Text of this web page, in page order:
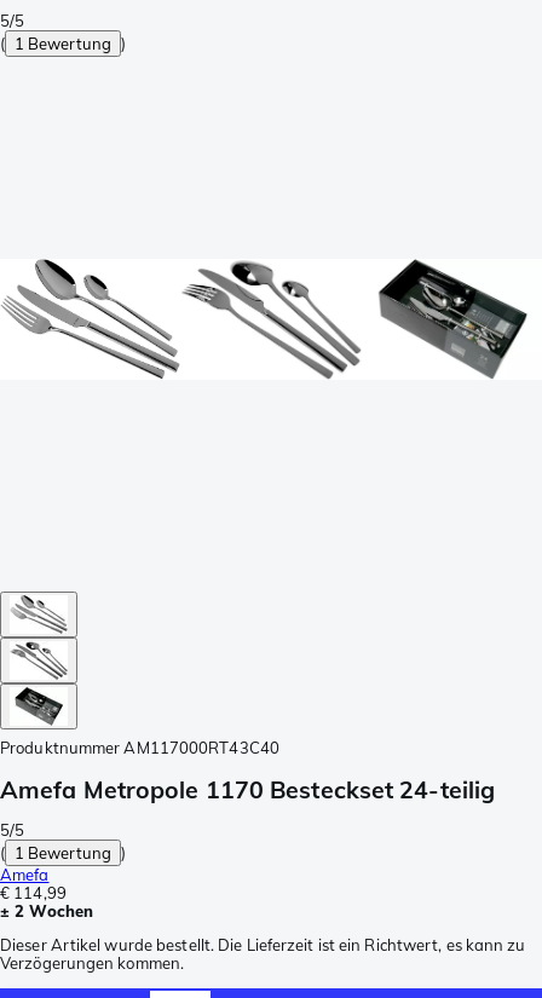
5/5
( 1 Bewertung )
Produktnummer AM117000RT43C40
Amefa Metropole 1170 Besteckset 24-teilig
5/5
( 1 Bewertung )
Amefa
€ 114,99
± 2 Wochen
Dieser Artikel wurde bestellt. Die Lieferzeit ist ein Richtwert, es kann zu
Verzögerungen kommen.